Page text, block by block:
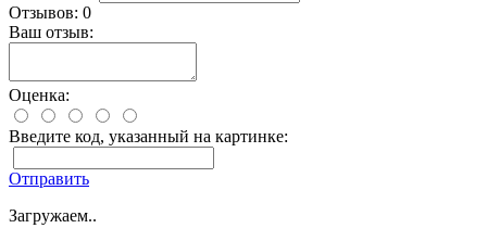
Отзывов: 0
Ваш отзыв:
Оценка:
Введите код, указанный на картинке:
Отправить
Загружаем..